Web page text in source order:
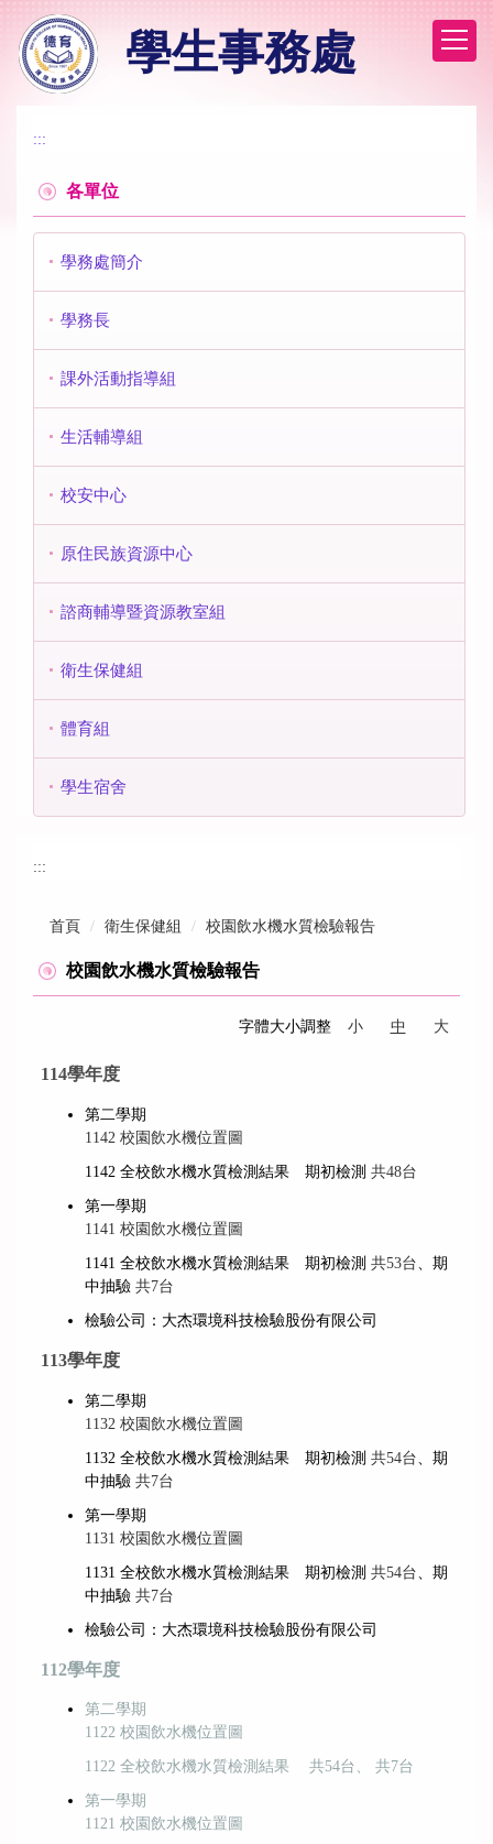
到
主
學生事務處
:::
各單位
學務處簡介
學務長
課外活動指導組
生活輔導組
校安中心
原住民族資源中心
諮商輔導暨資源教室組
衛生保健組
體育組
學生宿舍
:::
首頁 衛生保健組 校園飲水機水質檢驗報告
校園飲水機水質檢驗報告
字體大小調整 小 中 大
114學年度
第二學期
1142 校園飲水機位置圖
1142 全校飲水機水質檢測結果 期初檢測 共48台
第一學期
1141 校園飲水機位置圖
1141 全校飲水機水質檢測結果 期初檢測 共53台 、期
中抽驗 共7台
檢驗公司：大杰環境科技檢驗股份有限公司
113學年度
第二學期
1132 校園飲水機位置圖
1132 全校飲水機水質檢測結果 期初檢測 共54台 、期
中抽驗 共7台
第一學期
1131 校園飲水機位置圖
1131 全校飲水機水質檢測結果 期初檢測 共54台 、期
中抽驗 共7台
檢驗公司：大杰環境科技檢驗股份有限公司
112學年度
第二學期
1122 校園飲水機位置圖
1122 全校飲水機水質檢測結果 共54台 、 共7台
第一學期
1121 校園飲水機位置圖